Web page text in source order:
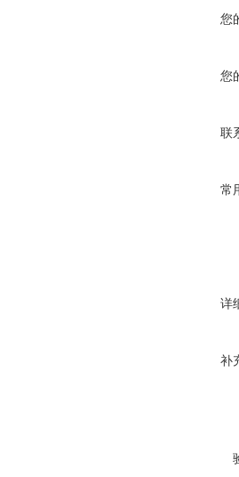
您
您
联
常
详
补